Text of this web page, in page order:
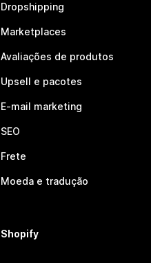
Dropshipping
Marketplaces
Avaliações de produtos
Upsell e pacotes
E-mail marketing
SEO
Frete
Moeda e tradução
Shopify